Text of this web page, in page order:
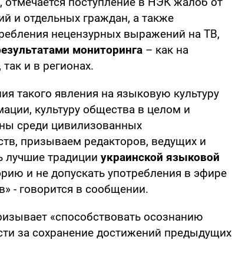
и отдельных граждан, а также
нецензурных выражений на ТВ,
мониторинга – как на
и в регионах.
такого явления на языковую культуру
культуру общества в целом и
среди цивилизованных
призываем редакторов, ведущих и
лучшие традиции украинской языковой
и не допускать употребления в эфире
- говорится в сообщении.
«способствовать осознанию
за сохранение достижений предыдущих